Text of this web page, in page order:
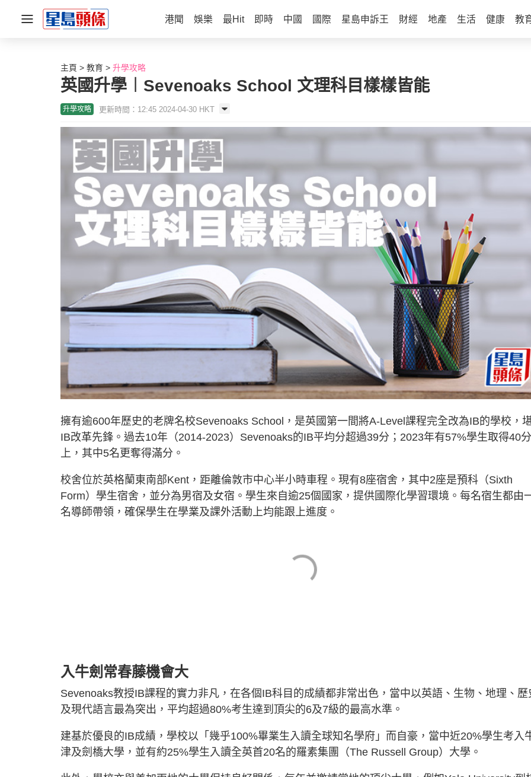
港聞 娛樂 最Hit 即時 中國 國際 星島申訴王 財經 地產 生活 健康 教
主頁 教育 升學攻略
英國升學︱Sevenoaks School 文理科目樣樣皆能
升學攻略 更新時間：12:45 2024-04-30 HKT
擁有逾600年歷史的老牌名校Sevenoaks School，是英國第一間將A-Level課程完全改為IB的學校，
IB改革先鋒。過去10年（2014-2023）Sevenoaks的IB平均分超過39分；2023年有57%學生取得40
上，其中5名更奪得滿分。
校舍位於英格蘭東南部Kent，距離倫敦市中心半小時車程。現有8座宿舍，其中2座是預科（Sixth
Form）學生宿舍，並分為男宿及女宿。學生來自逾25個國家，提供國際化學習環境。每名宿生都由
名導師帶領，確保學生在學業及課外活動上均能跟上進度。
入牛劍常春藤機會大
Sevenoaks教授IB課程的實力非凡，在各個IB科目的成績都非常出色，當中以英語、生物、地理、歷
及現代語言最為突出，平均超過80%考生達到頂尖的6及7級的最高水準。
建基於優良的IB成績，學校以「幾乎100%畢業生入讀全球知名學府」而自豪，當中近20%學生考入
津及劍橋大學，並有約25%學生入讀全英首20名的羅素集團（The Russell Group）大學。